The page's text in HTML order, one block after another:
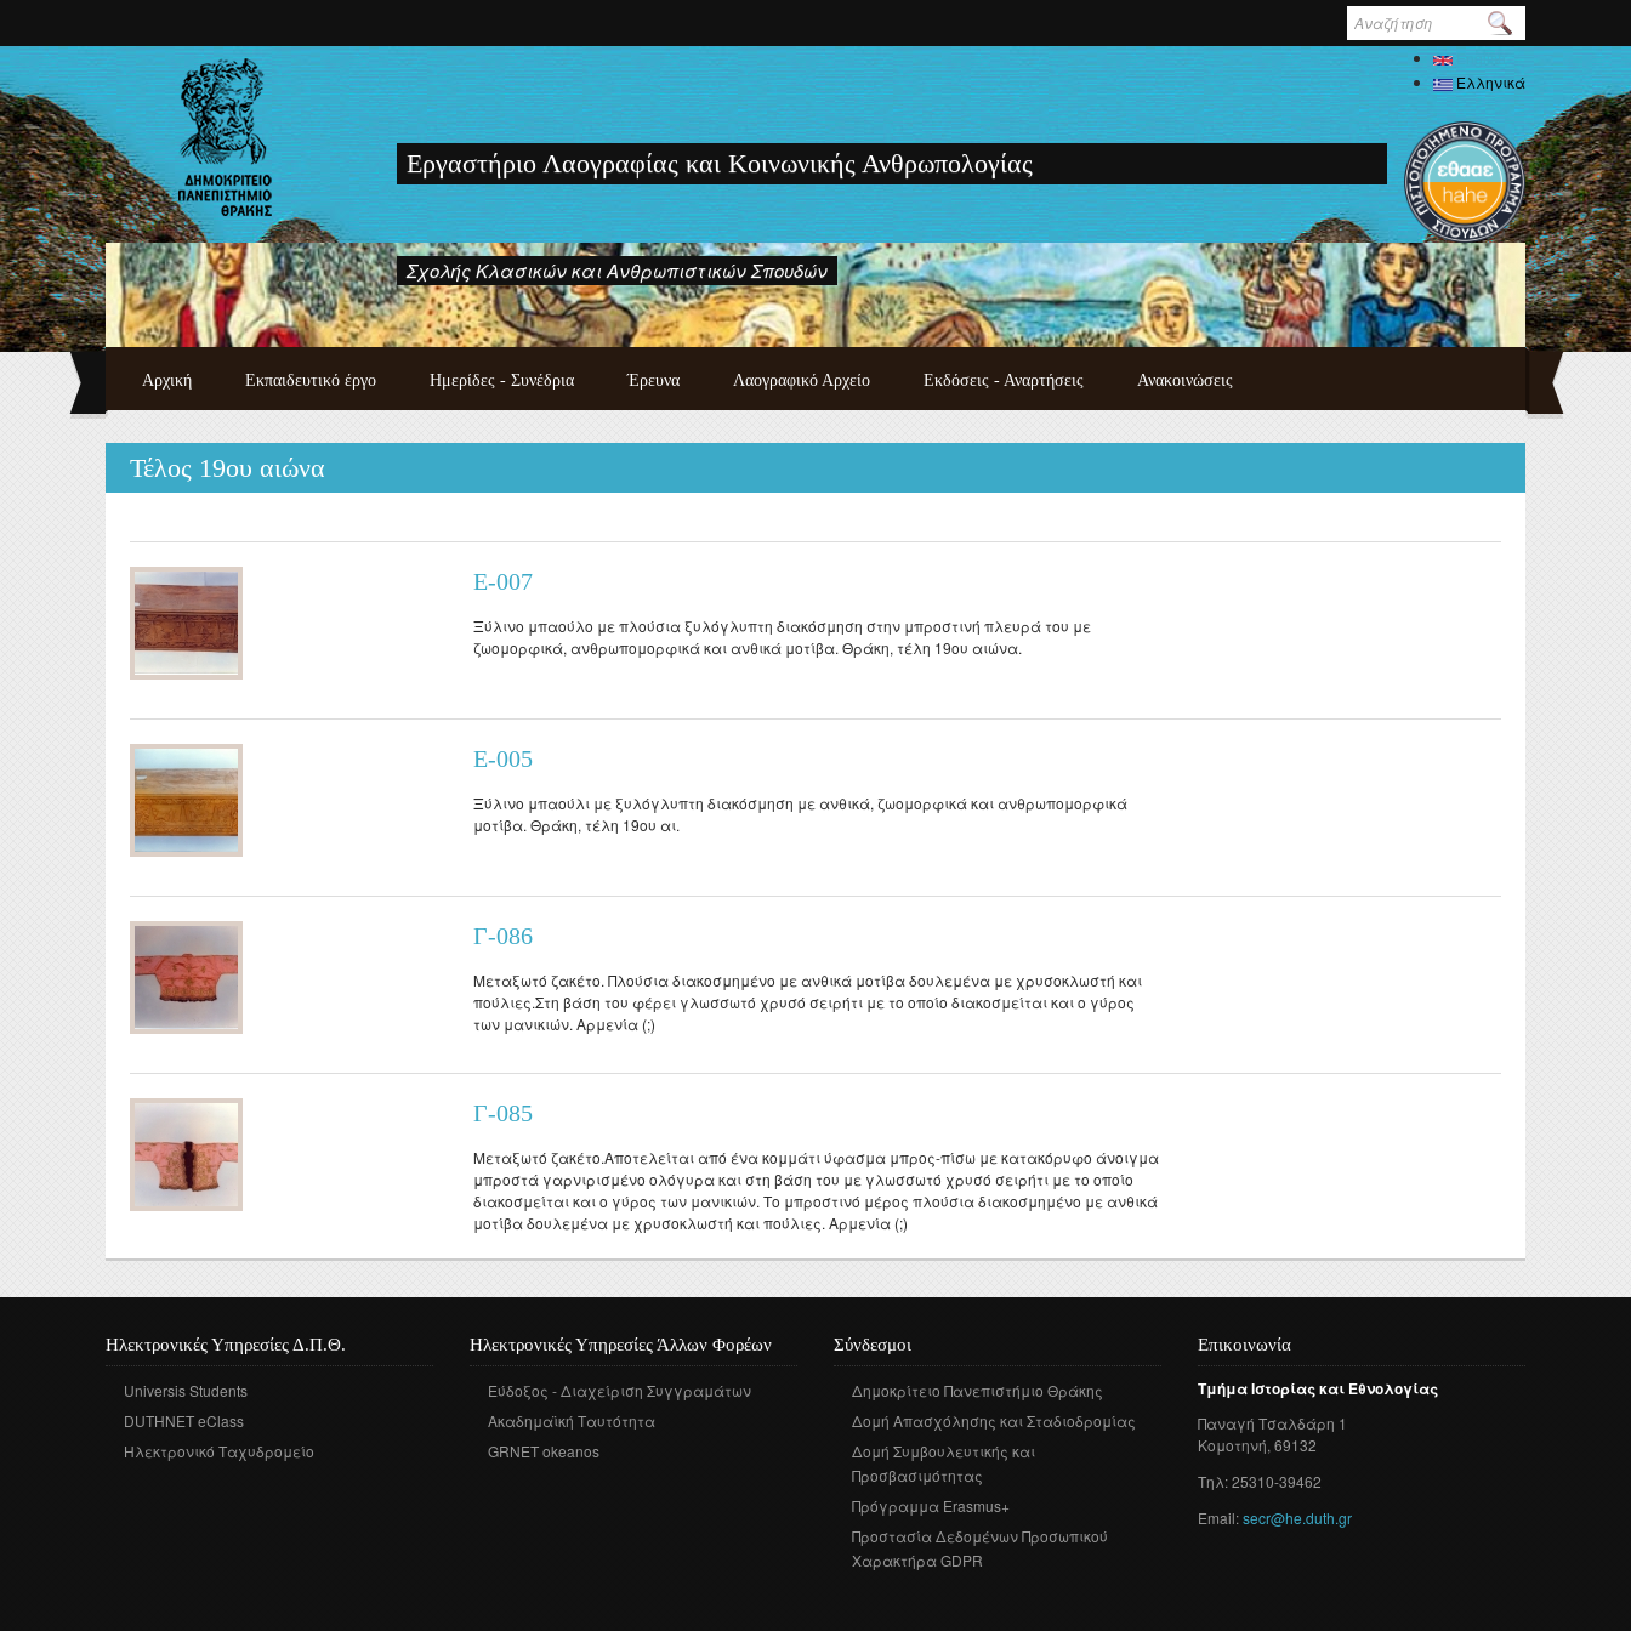
Φόρμα
αναζήτησηςEnglish
Ελληνικά
Σχολής Κλασικών και Ανθρωπιστικών Σπουδών
Εργαστήριο Λαογραφίας και Κοινωνικής Ανθρωπολογίας
Αρχική
Τμήμα Ιστορίας και
Εθνολογίας
Εκπαιδευτικό έργο Ημερίδες - Συνέδρια Έρευνα Λαογραφικό Αρχείο
Κατάλογος χειρογράφων
Τεκμηρίωση
Εκδόσεις - Αναρτήσεις
Εκδόσεις των μελών του
Ανακοινώσεις
Τέλος 19ου αιώνα
Ε-007
Ξύλινο μπαούλο με πλούσια ξυλόγλυπτη διακόσμηση στην μπροστινή πλευρά του με
ζωομορφικά, ανθρωπομορφικά και ανθικά μοτίβα. Θράκη, τέλη 19ου αιώνα.
Ε-005
Ξύλινο μπαούλι με ξυλόγλυπτη διακόσμηση με ανθικά, ζωομορφικά και ανθρωπομορφικά
μοτίβα. Θράκη, τέλη 19ου αι.
Γ-086
Μεταξωτό ζακέτο. Πλούσια διακοσμημένο με ανθικά μοτίβα δουλεμένα με χρυσοκλωστή και
πούλιες.Στη βάση του φέρει γλωσσωτό χρυσό σειρήτι με το οποίο διακοσμείται και ο γύρος
των μανικιών. Αρμενία (;)
Γ-085
Μεταξωτό ζακέτο.Αποτελείται από ένα κομμάτι ύφασμα μπρος-πίσω με κατακόρυφο άνοιγμα
μπροστά γαρνιρισμένο ολόγυρα και στη βάση του με γλωσσωτό χρυσό σειρήτι με το οποίο
διακοσμείται και ο γύρος των μανικιών. Το μπροστινό μέρος πλούσια διακοσμημένο με ανθικά
μοτίβα δουλεμένα με χρυσοκλωστή και πούλιες. Αρμενία (;)
Ηλεκτρονικές Υπηρεσίες Δ.Π.Θ.
Universis Students
DUTHNET eClass
Ηλεκτρονικό Ταχυδρομείο
Ηλεκτρονικές Υπηρεσίες Άλλων Φορέων
Εύδοξος - Διαχείριση Συγγραμάτων
Ακαδημαϊκή Ταυτότητα
GRNET okeanos
Σύνδεσμοι
Δημοκρίτειο Πανεπιστήμιο Θράκης
Δομή Απασχόλησης και Σταδιοδρομίας
Δομή Συμβουλευτικής και
Προσβασιμότητας
Πρόγραμμα Erasmus+
Προστασία Δεδομένων Προσωπικού
Χαρακτήρα GDPR
Επικοινωνία
ΤμήμαΙστορίαςκαι Εθνολογίας
Παναγή Τσαλδάρη 1
Κομοτηνή, 69132
Τηλ: 25310-39462
Email:secr@he.duth.gr